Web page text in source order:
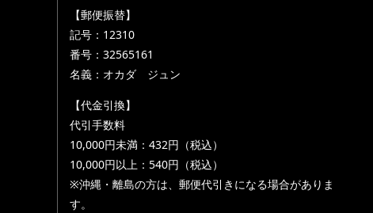
【郵便振替】
記号：12310
番号：32565161
名義：オカダ ジュン
【代金引換】
代引手数料
10,000円未満：432円（税込）
10,000円以上：540円（税込）
※沖縄・離島の方は、郵便代引きになる場合がありま
す。